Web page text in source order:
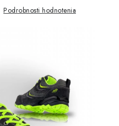
SYMBOLY
Podrobnosti hodnotenia